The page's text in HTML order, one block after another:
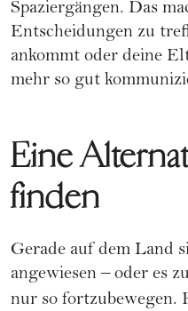
Spaziergängen. Das
Entscheidungen zu
ankommt oder deine
mehr so gut
Eine
finden
Gerade auf dem Land
angewiesen – oder es
nur so fortzubewegen.